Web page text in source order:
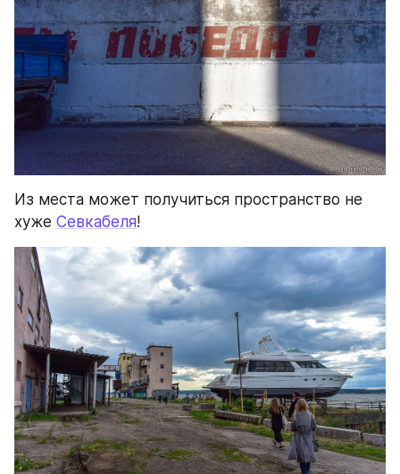
Из места может получиться пространство не
хуже Севкабеля!